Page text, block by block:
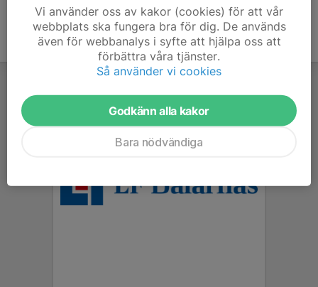
Vi använder oss av kakor (cookies) för att vår
webbplats ska fungera bra för dig. De används
även för webbanalys i syfte att hjälpa oss att
förbättra våra tjänster.
Så använder vi cookies
Godkänn alla kakor
Bara nödvändiga